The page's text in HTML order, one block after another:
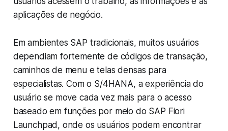
aplicações de negócio.
Em ambientes SAP tradicionais, muitos usuários
dependiam fortemente de códigos de transação,
caminhos de menu e telas densas para
especialistas. Com o S/4HANA, a experiência do
usuário se move cada vez mais para o acesso
baseado em funções por meio do SAP Fiori
Launchpad, onde os usuários podem encontrar